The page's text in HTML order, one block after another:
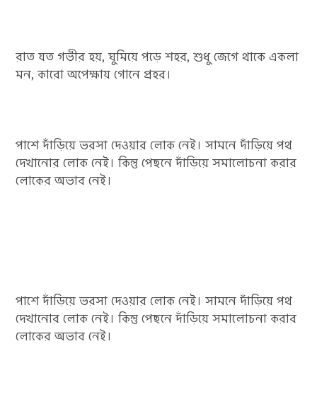
রাত যত গভীর হয়, ঘুমিয়ে পড়ে শহর, শুধু জেগে থাকে একলা
মন, কারো অপেক্ষায় গোনে প্রহর।
পাশে দাঁড়িয়ে ভরসা দেওয়ার লোক নেই। সামনে দাঁড়িয়ে পথ
দেখানোর লোক নেই। কিন্তু পেছনে দাঁড়িয়ে সমালোচনা করার
লোকের অভাব নেই।
পাশে দাঁড়িয়ে ভরসা দেওয়ার লোক নেই। সামনে দাঁড়িয়ে পথ
দেখানোর লোক নেই। কিন্তু পেছনে দাঁড়িয়ে সমালোচনা করার
লোকের অভাব নেই।